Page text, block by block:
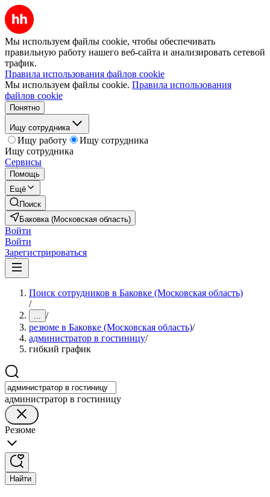
Мы используем файлы cookie, чтобы обеспечивать
правильную работу нашего веб-сайта и анализировать сетевой
трафик.
Правила использования файлов cookie
Мы используем файлы cookie. Правила использования
файлов cookie
Понятно
Ищу сотрудника
Ищу работу
Ищу сотрудника
Ищу сотрудника
Сервисы
Помощь
Ещё
Поиск
Баковка (Московская область)
Войти
Войти
Зарегистрироваться
Поиск сотрудников в Баковке (Московская область)
/
... /
резюме в Баковке (Московская область)/
администратор в гостиницу/
гибкий график
администратор в гостиницу
Резюме
Найти